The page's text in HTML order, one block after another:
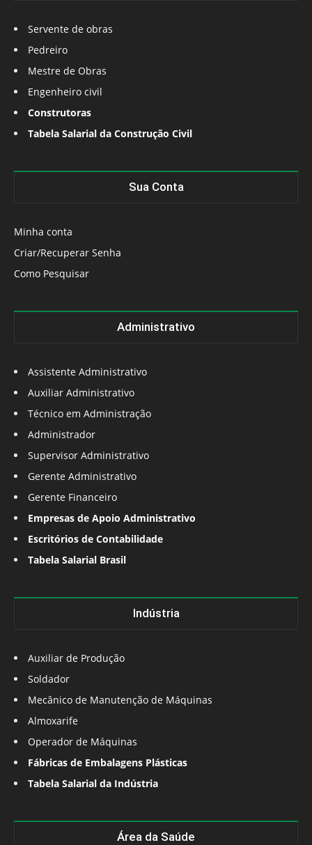
Servente de obras
Pedreiro
Mestre de Obras
Engenheiro civil
Construtoras
Tabela Salarial da Construção Civil
Sua Conta
Minha conta
Criar/Recuperar Senha
Como Pesquisar
Administrativo
Assistente Administrativo
Auxiliar Administrativo
Técnico em Administração
Administrador
Supervisor Administrativo
Gerente Administrativo
Gerente Financeiro
Empresas de Apoio Administrativo
Escritórios de Contabilidade
Tabela Salarial Brasil
Indústria
Auxiliar de Produção
Soldador
Mecânico de Manutenção de Máquinas
Almoxarife
Operador de Máquinas
Fábricas de Embalagens Plásticas
Tabela Salarial da Indústria
Área da Saúde